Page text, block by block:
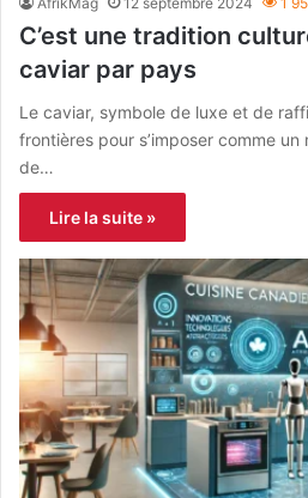
C’est une tradition
caviar par pays
Le caviar, symbole de luxe et de
frontières pour s’imposer comme un
de…
Lire la suite »